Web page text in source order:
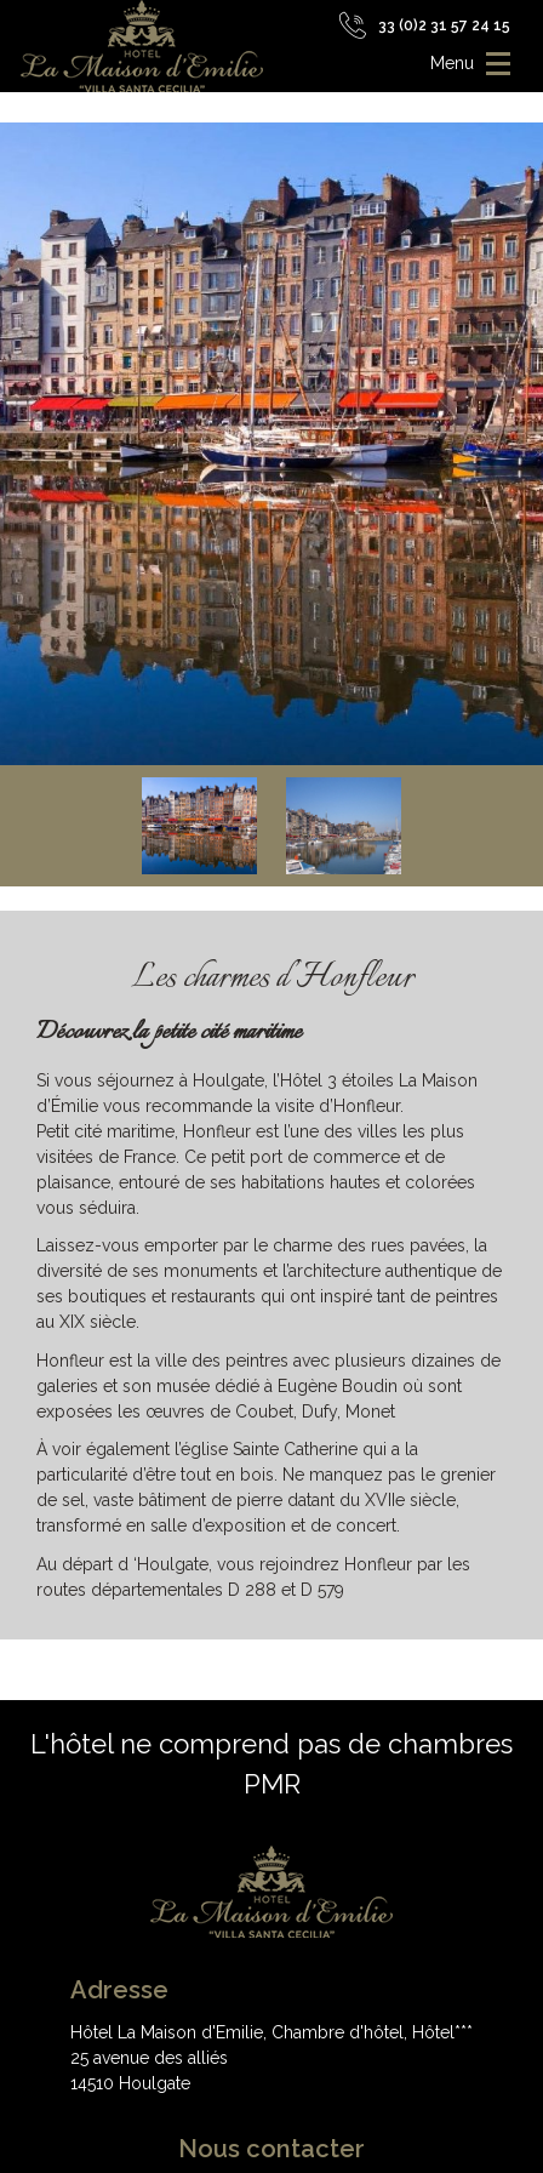
33 (0)2 31 57 24 15
Menu
Les charmes d’Honfleur
Découvrez la petite cité maritime
Si vous séjournez à Houlgate, l’Hôtel 3 étoiles La Maison
d’Émilie vous recommande la visite d’Honfleur.
Petit cité maritime, Honfleur est l’une des villes les plus
visitées de France. Ce petit port de commerce et de
plaisance, entouré de ses habitations hautes et colorées
vous séduira.
Laissez-vous emporter par le charme des rues pavées, la
diversité de ses monuments et l’architecture authentique de
ses boutiques et restaurants qui ont inspiré tant de peintres
au XIX siècle.
Honfleur est la ville des peintres avec plusieurs dizaines de
galeries et son musée dédié à Eugène Boudin où sont
exposées les œuvres de Coubet, Dufy, Monet
À voir également l’église Sainte Catherine qui a la
particularité d’être tout en bois. Ne manquez pas le grenier
de sel, vaste bâtiment de pierre datant du XVIIe siècle,
transformé en salle d’exposition et de concert.
Au départ d ‘Houlgate, vous rejoindrez Honfleur par les
routes départementales D 288 et D 579
L'hôtel ne comprend pas de chambres
PMR
Adresse
Hôtel La Maison d'Emilie, Chambre d'hôtel, Hôtel***
25 avenue des alliés
14510 Houlgate
Nous contacter